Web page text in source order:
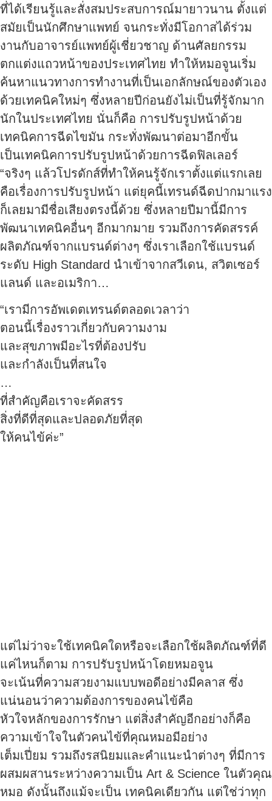
ที่ได้เรียนรู้และสั่งสมประสบการณ์มายาวนาน ตั้งแต่
สมัยเป็นนักศึกษาแพทย์ จนกระทั่งมีโอกาสได้ร่วม
งานกับอาจารย์แพทย์ผู้เชี่ยวชาญ ด้านศัลยกรรม
ตกแต่งแถวหน้าของประเทศไทย ทำให้หมอจูนเริ่ม
ค้นหาแนวทางการทำงานที่เป็นเอกลักษณ์ของตัวเอง
ด้วยเทคนิคใหม่ๆ ซึ่งหลายปีก่อนยังไม่เป็นที่รู้จักมาก
นักในประเทศไทย นั่นก็คือ การปรับรูปหน้าด้วย
เทคนิคการฉีดไขมัน กระทั่งพัฒนาต่อมาอีกขั้น
เป็นเทคนิคการปรับรูปหน้าด้วยการฉีดฟิลเลอร์
“จริงๆ แล้วโปรดักส์ที่ทำให้คนรู้จักเราตั้งแต่แรกเลย
คือเรื่องการปรับรูปหน้า แต่ยุคนี้เทรนด์ฉีดปากมาแรง
ก็เลยมามีชื่อเสียงตรงนี้ด้วย ซึ่งหลายปีมานี้มีการ
พัฒนาเทคนิคอื่นๆ อีกมากมาย รวมถึงการคัดสรรค์
ผลิตภัณฑ์จากแบรนด์ต่างๆ ซึ่งเราเลือกใช้แบรนด์
ระดับ High Standard นำเข้าจากสวีเดน, สวิตเซอร์
แลนด์ และอเมริกา…
“เรามีการอัพเดตเทรนด์ตลอดเวลาว่า
ตอนนี้เรื่องราวเกี่ยวกับความงาม
และสุขภาพมีอะไรที่ต้องปรับ
และกำลังเป็นที่สนใจ
…
ที่สำคัญคือเราจะคัดสรร
สิ่งที่ดีที่สุดและปลอดภัยที่สุด
ให้คนไข้ค่ะ”
แต่ไม่ว่าจะใช้เทคนิคใดหรือจะเลือกใช้ผลิตภัณฑ์ที่ดี
แค่ไหนก็ตาม การปรับรูปหน้าโดยหมอจูน
จะเน้นที่ความสวยงามแบบพอดีอย่างมีคลาส ซึ่ง
แน่นอนว่าความต้องการของคนไข้คือ
หัวใจหลักของการรักษา แต่สิ่งสำคัญอีกอย่างก็คือ
ความเข้าใจในตัวคนไข้ที่คุณหมอมีอย่าง
เต็มเปี่ยม รวมถึงรสนิยมและคำแนะนำต่างๆ ที่มีการ
ผสมผสานระหว่างความเป็น Art & Science ในตัวคุณ
หมอ ดังนั้นถึงแม้จะเป็น เทคนิคเดียวกัน แต่ใช่ว่าทุก